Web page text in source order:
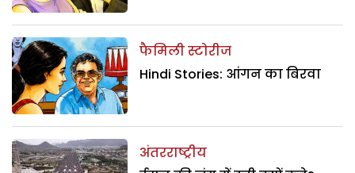
फैमिली स्टोरीज
Hindi Stories: आंगन का बिरवा
अंतरराष्ट्रीय